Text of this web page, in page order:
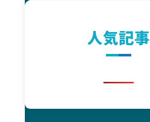
人気記事